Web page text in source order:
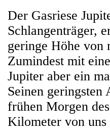
Der Gasriese
Schlangenträger,
geringe Höhe von
Zumindest mit
Jupiter aber ein
Seinen geringsten
frühen Morgen
Kilometer von uns